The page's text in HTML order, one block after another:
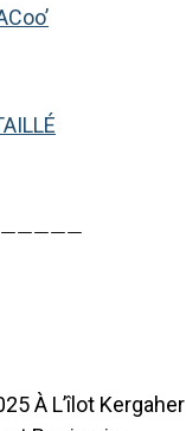
À L’îlot Kergaher